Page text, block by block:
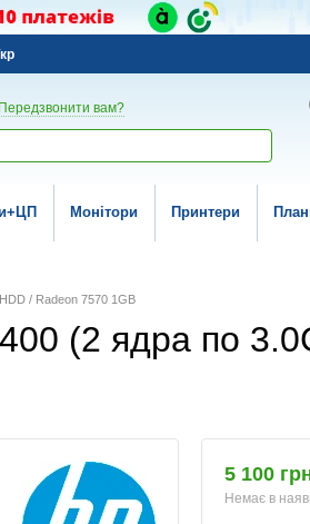
Передзвонити вам?
Монітори Принтери
/ Radeon 7570 1GB
(2 ядра по
5 100
Немає в